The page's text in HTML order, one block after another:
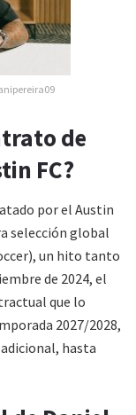
de
FC?
por el Austin
selección global
un hito tanto
de 2024, el
que lo
2027/2028,
hasta